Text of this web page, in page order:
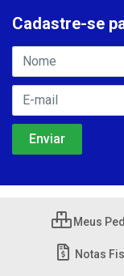
Cadastre-se
Meus
Notas